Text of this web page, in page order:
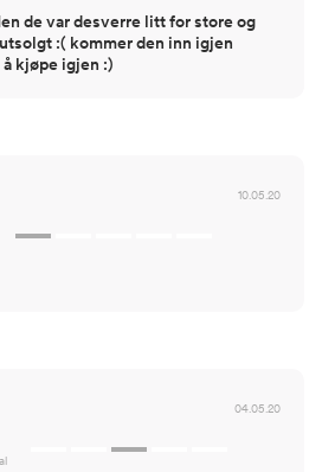
de var desverre litt for store og
:( kommer den inn igjen
kjøpe igjen :)
10.05.20
04.05.20